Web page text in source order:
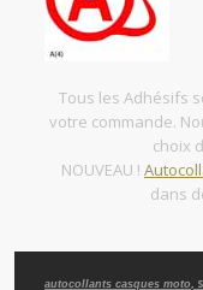
Tous les Adhésifs
votre commande.
choix
NOUVEAU !
dans
autocollants casques moto